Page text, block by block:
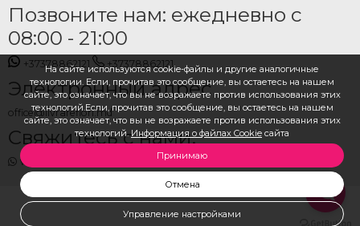
На сайте используются cookie-файлы и другие аналогичные
технологии. Если, прочитав это сообщение, вы остаетесь на нашем
сайте, это означает, что вы не возражаете против использования этих
технологий.Если, прочитав это сообщение, вы остаетесь на нашем
сайте, это означает, что вы не возражаете против использования этих
технологий.Информация о файлах Cookie сайта
Принимаю
Отмена
Управление настройками
рождественское утро волшебным для малышей.
Позвоните нам: ежедневно с
08:00 - 21:00
+37378862121 +37378862121
Электронный адрес
office@livrareflori.md
Свяжитесь с нами:
whatsapp